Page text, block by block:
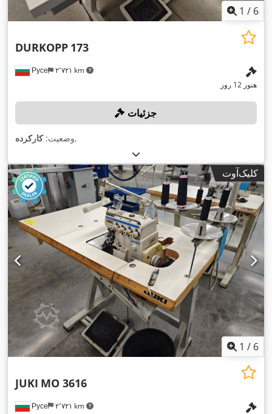
1 / 6
Русе ۲٬۷۲۱ km
DURKOPP 173
هنوز 12 روز
جزئیات
وضعیت:کارکرده ,
کلیک‌آوت
1 / 6
Русе ۲٬۷۲۱ km
JUKI MO 3616